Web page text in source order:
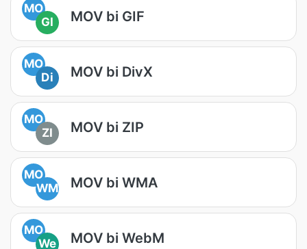
MO
GI
MOV bi GIF
MO
Di
MOV bi DivX
MO
ZI
MOV bi ZIP
MO
WM
MOV bi WMA
MO
We
MOV bi WebM